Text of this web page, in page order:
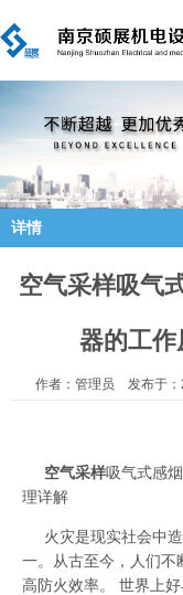
公司简介
新闻资讯
产品中心
资质证书
技术支持
资料下载
联系我们
详情
空气采样吸气
器的工
作者：管理员 发布于
空气采样吸气式感
理详解
火灾是现实社会中造
一。从古至今，人们不
高防火效率。 世界上